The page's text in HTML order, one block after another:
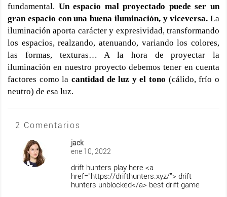
fundamental. Un espacio mal proyectado puede ser un
gran espacio con una buena iluminación, y viceversa. La
iluminación aporta carácter y expresividad, transformando
los espacios, realzando, atenuando, variando los colores,
las formas, texturas… A la hora de proyectar la
iluminación en nuestro proyecto debemos tener en cuenta
factores como la cantidad de luz y el tono (cálido, frío o
neutro) de esa luz.
2 Comentarios
jack
ene 10, 2022
drift hunters play here <a
href="https://drifthunters.xyz/"> drift
hunters unblocked</a> best drift game